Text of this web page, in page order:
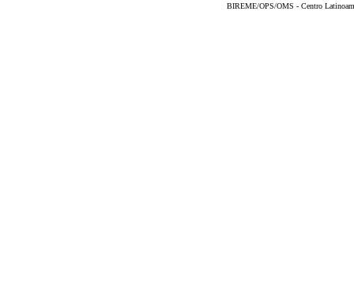
BIREME/OPS/OMS - Centro